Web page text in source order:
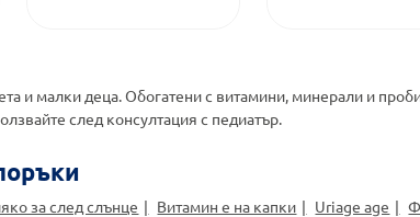
и малки деца. Обогатени с витамини, минерали и
след консултация с педиатър.
за след слънце Витамин е на капки Uriage age